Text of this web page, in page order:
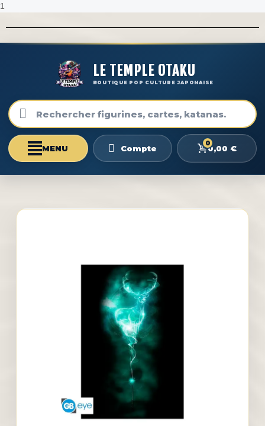
1
LE TEMPLE OTAKU
BOUTIQUE POP CULTURE JAPONAISE
Compte
0
0,00 €